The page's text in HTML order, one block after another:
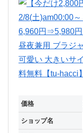
価格
ショップ名